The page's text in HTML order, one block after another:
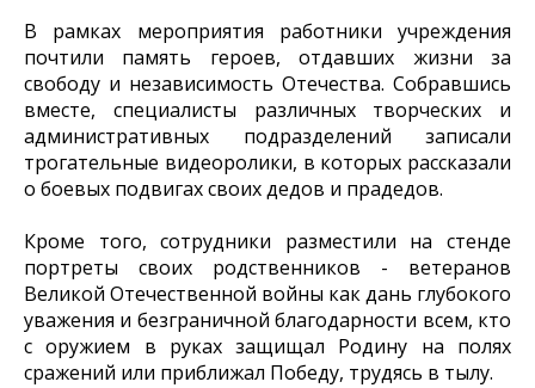
В рамках мероприятия работники учреждения
почтили память героев, отдавших жизни за
свободу и независимость Отечества. Собравшись
вместе, специалисты различных творческих и
административных подразделений записали
трогательные видеоролики, в которых рассказали
о боевых подвигах своих дедов и прадедов.
Кроме того, сотрудники разместили на стенде
портреты своих родственников - ветеранов
Великой Отечественной войны как дань глубокого
уважения и безграничной благодарности всем, кто
с оружием в руках защищал Родину на полях
сражений или приближал Победу, трудясь в тылу.